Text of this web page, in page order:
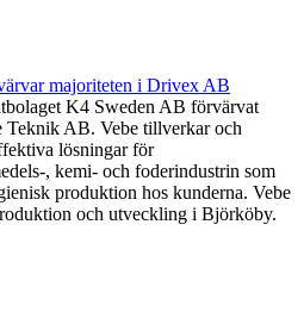
majoriteten i Drivex AB
K4 Sweden AB förvärvat
Teknik AB. Vebe tillverkar och
lösningar för
, kemi- och foderindustrin som
produktion hos kunderna. Vebe
och utveckling i Björköby.